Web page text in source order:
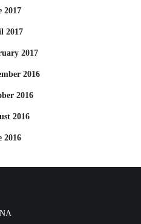
2017
2017
2017
2016
2016
2016
2016